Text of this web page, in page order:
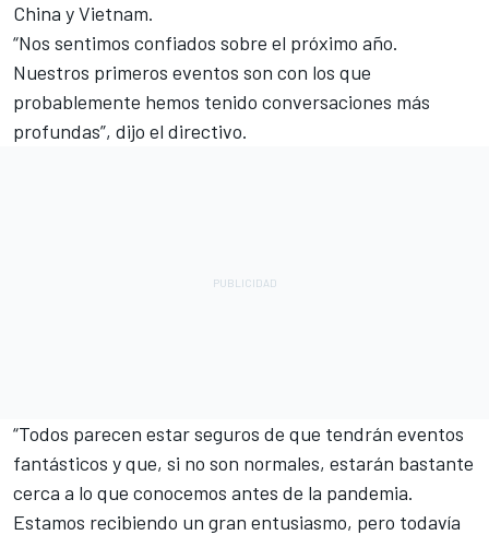
China y Vietnam.
“Nos sentimos confiados sobre el próximo año.
Nuestros primeros eventos son con los que
probablemente hemos tenido conversaciones más
profundas”, dijo el directivo.
“Todos parecen estar seguros de que tendrán eventos
fantásticos y que, si no son normales, estarán bastante
cerca a lo que conocemos antes de la pandemia.
Estamos recibiendo un gran entusiasmo, pero todavía